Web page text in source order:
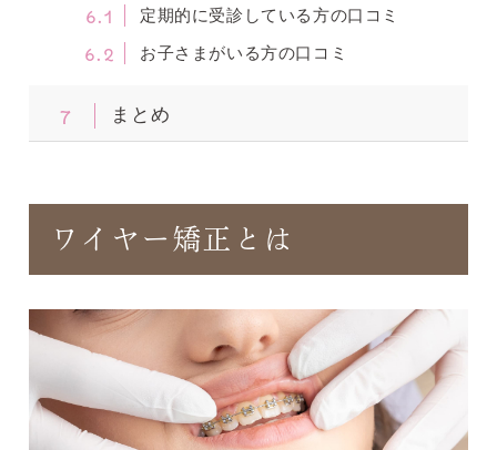
6.1 定期的に受診している方の口コミ
6.2 お子さまがいる方の口コミ
7 まとめ
ワイヤー矯正とは